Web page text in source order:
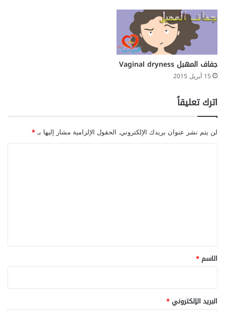
جفاف المهبل Vaginal dryness
15 أبريل 2015
اترك تعليقاً
لن يتم نشر عنوان بريدك الإلكتروني. الحقول الإلزامية مشار إليها بـ*
*
الاسم*
البريد الإلكتروني*